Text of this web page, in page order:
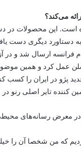
می‌کند؟
عرضه کرده است. این
دستاورد دیگری دست
ارسال شد و در
عمل کرد و همین موضوع
پژو در ایران را
کننده تایر اصلی رنو
معرض رسانه‌های
که من شخصا آن را